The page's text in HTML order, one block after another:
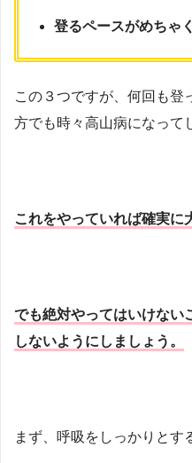
登るペースがめちゃ
この３つですが、何回も登
方でも時々高山病になって
これをやっていれば確実に
でも絶対やってはいけない
しないようにしましょう。
まず、呼吸をしっかりとす